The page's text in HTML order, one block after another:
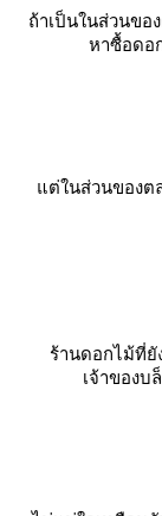
ถ้าเป็นในส่วนขอ
หาซื้อดอ
ต่ในส่วนของตล
ร้านดอกไม้ที่
เจ้าของ